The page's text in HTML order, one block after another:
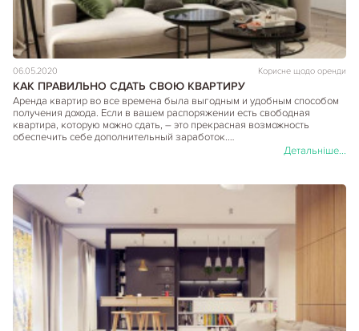
06.05.2020 Корисне щодо оренди
КАК ПРАВИЛЬНО СДАТЬ СВОЮ КВАРТИРУ
Аренда квартир во все времена была выгодным и удобным способом
получения дохода. Если в вашем распоряжении есть свободная
квартира, которую можно сдать, – это прекрасная возможность
обеспечить себе дополнительный заработок.…
Детальніше...